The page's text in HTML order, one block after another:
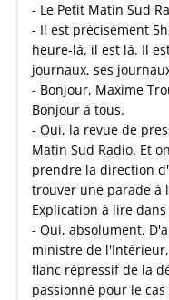
- Le Petit Matin Sud
- Il est précisément
heure-là, il est là. Il
journaux, ses
- Bonjour, Maxime
Bonjour à tous.
- Oui, la revue de
Matin Sud Radio. Et
prendre la direction
trouver une parade à
Explication à lire dans
- Oui, absolument.
ministre de
flanc répressif de la
passionné pour le